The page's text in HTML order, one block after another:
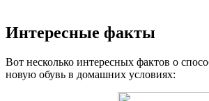
Интересные факты
Вот несколько интересных фактов о
новую обувь в домашних условиях: